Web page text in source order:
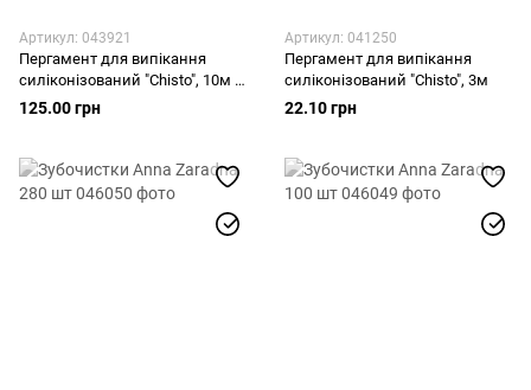
Артикул: 043921
Пергамент для випікання
силіконізований "Chisto", 10м х
38см
125.00 грн
Артикул: 041250
Пергамент для випікання
силіконізований "Chisto", 3м
22.10 грн